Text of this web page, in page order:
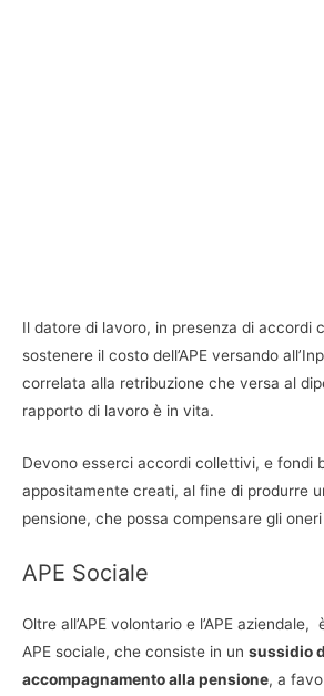
Il datore di lavoro, in presenza di accordi
sostenere il costo dell’APE versando
correlata alla retribuzione che versa al
rapporto di lavoro è in vita.
Devono esserci accordi collettivi, e fondi
appositamente creati, al fine di produrre
pensione, che possa compensare gli oneri
APE Sociale
Oltre all’APE volontario e l’APE
APE sociale, che consiste in un sussidio
accompagnamento alla pensione, a